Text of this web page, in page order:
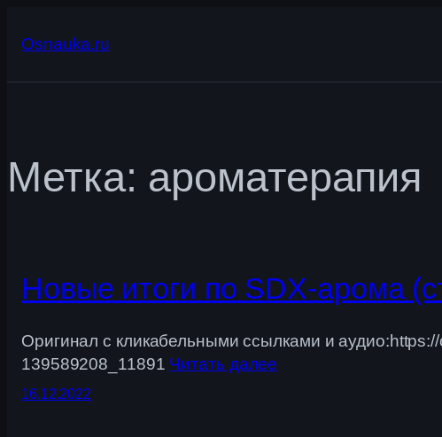
Osnauka.ru
Метка: ароматерапия
Новые итоги по SDX-арома
Оригинал с кликабельными ссылками и
139589208_11891 Читать далее
16.12.2022